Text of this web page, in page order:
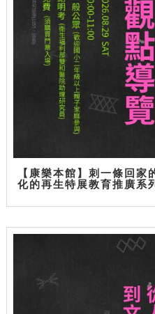
【康樂本館】刺一條回家
化的再生特展教育推廣系